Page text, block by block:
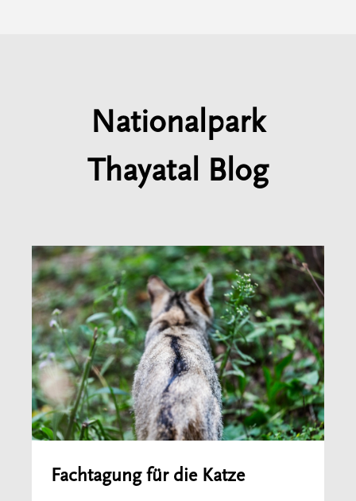
Nationalpark
Thayatal Blog
Fachtagung für die Katze